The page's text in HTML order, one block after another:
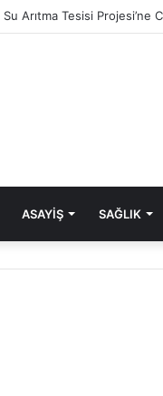
Arıtma Tesisi Projesi’ne
ASAYIŞ SAĞLIK